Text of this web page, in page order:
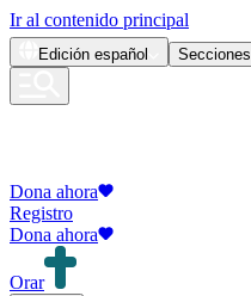
Ir al contenido principal
Edición español Secciones
Dona ahora
Registro
Dona ahora
Orar